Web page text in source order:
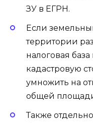
ЗУ в ЕГРН.
Если
территории
налоговая
кадастровую
умножить на
общей площади
Также